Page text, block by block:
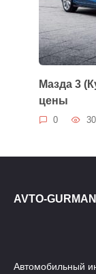
Мазда 3
цены
0
AVTO-
Автомобильный